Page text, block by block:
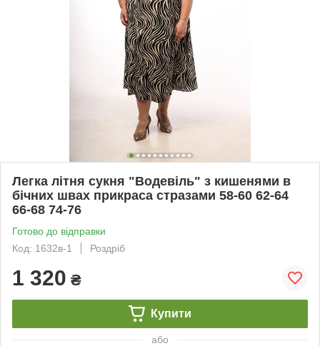
Легка літня сукня "Водевіль" з кишенями в
бічних швах прикраса стразами 58-60 62-64
66-68 74-76
Готово до відправки
Код: 1632в-1
Роздріб
1 320 ₴
Купити
або